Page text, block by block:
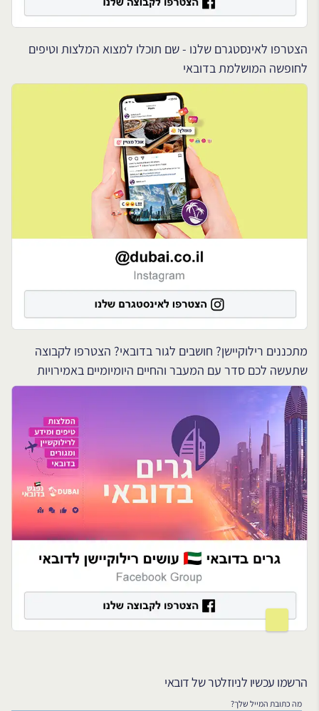
הצטרפו לאינסטגרם שלנו - שם תוכלו למצוא המלצות וטיפים
לחופשה המושלמת בדובאי
מתכננים רילוקיישן? חושבים לגור בדובאי? הצטרפו לקבוצה
שתעשה לכם סדר עם המעבר והחיים היומיומיים באמירויות
הרשמו עכשיו לניוזלטר של דובאי